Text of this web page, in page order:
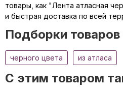
товары, как "Лента атласная
и быстрая доставка по всей
Подборки товаров
черного цвета из атласа
C этим товаром